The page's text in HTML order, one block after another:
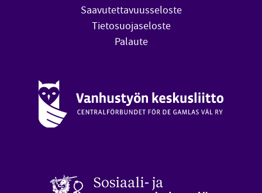
Saavutettavuusseloste
Tietosuojaseloste
Palaute